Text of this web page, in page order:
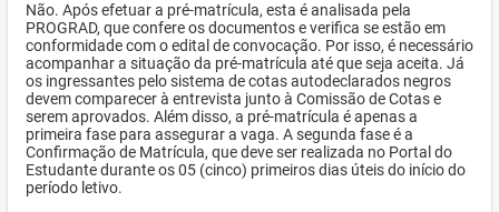
Não. Após efetuar a pré-matrícula, esta é analisada pela
PROGRAD, que confere os documentos e verifica se estão em
conformidade com o edital de convocação. Por isso, é necessário
acompanhar a situação da pré-matrícula até que seja aceita. Já
os ingressantes pelo sistema de cotas autodeclarados negros
devem comparecer à entrevista junto à Comissão de Cotas e
serem aprovados. Além disso, a pré-matrícula é apenas a
primeira fase para assegurar a vaga. A segunda fase é a
Confirmação de Matrícula, que deve ser realizada no Portal do
Estudante durante os 05 (cinco) primeiros dias úteis do início do
período letivo.